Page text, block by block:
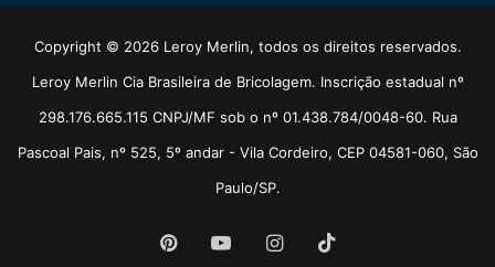
Copyright © 2026 Leroy Merlin, todos os direitos reservados.
Leroy Merlin Cia Brasileira de Bricolagem. Inscrição estadual nº
298.176.665.115 CNPJ/MF sob o nº 01.438.784/0048-60. Rua
Pascoal Pais, nº 525, 5º andar - Vila Cordeiro, CEP 04581-060, São
Paulo/SP.
PinterestYouTubeInstagram